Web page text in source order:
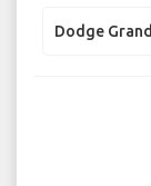
Dodge